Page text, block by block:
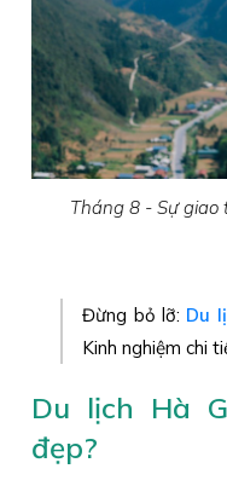
Tháng 8 - Sự giao
Đừng bỏ lỡ: Du
Kinh nghiệm chi
Du lịch Hà
đẹp?